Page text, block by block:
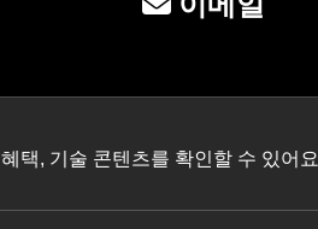
택, 기술 콘텐츠를 확인할 수 있어요